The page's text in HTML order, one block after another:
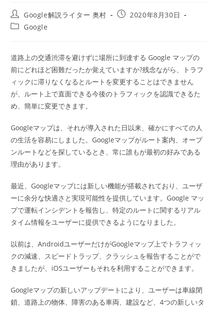
投
稿
者:
Google解説ライター 奥村
投
2020年8月30日
投
テ
ゴ
リ
ー:
Google
道路上の交通渋滞を避けずに場所に到達する Google マップの
前にどれほど困難だったか覚えていますか?残念ながら、トラフ
ィックに滞りなくなるとルートを変更することはできません
が、ルート上で直面できる今後のトラフィックを認識できるた
め、簡単に変更できます。
Googleマップは、それが導入された日以来、確かにすべての人
の生活を容易にしました。Googleマップがルート案内、オープ
ンルートなどを探しているとき、常に誰もが最初の好みである
理由があります。
最近、Googleマップには新しい機能が搭載されており、ユーザ
ーに余分な快適さと実現可能性を提供しています。Google マッ
プで運転インシデントを報告し、特定のルートに関するリアル
タイム情報をユーザーに提供できるようになりました。
以前は、AndroidユーザーだけがGoogleマップ上でトラフィッ
クの減速、スピードトラップ、クラッシュを報告することがで
きましたが、iOSユーザーもそれを利用することができます。
Googleマップの新しいアップデートにより、ユーザーは車線閉
鎖、道路上の物体、障害のある車両、建設など、4つの新しいタ